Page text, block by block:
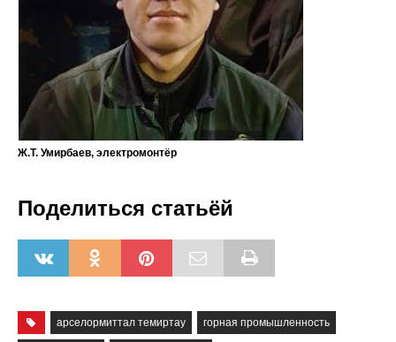
Ж.Т. Умирбаев, электромонтёр
Поделиться статьёй
арселормиттал темиртау горная промышленность